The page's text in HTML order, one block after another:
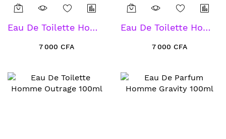
Eau De Toilette Homme Privilège 100ml
7 000 CFA
Eau De Toilette Homme Aventure 100ml
7 000 CFA